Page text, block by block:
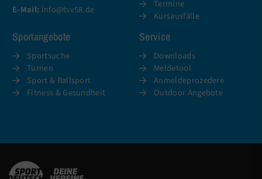
E-Mail: info@tsv58.de
Termine
Kursausfälle
Sportangebote
Sportsuche
Turnen
Sport & Ballsport
Fitness & Gesundheit
Service
Downloads
Meldetool
Anmeldeprozedere
Outdoor Angebote